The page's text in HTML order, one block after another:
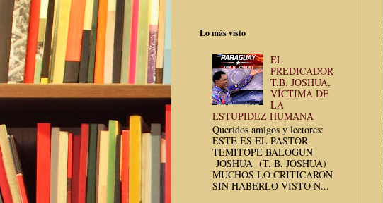
Lo más visto
EL
PREDICADOR
T.B. JOSHUA,
VÍCTIMA DE
LA
ESTUPIDEZ HUMANA
Queridos amigos y lectores:
ESTE ES EL PASTOR
TEMITOPE BALOGUN
JOSHUA (T. B. JOSHUA)
MUCHOS LO CRITICARON
SIN HABERLO VISTO N...